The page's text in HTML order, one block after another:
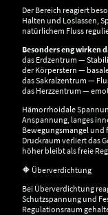
Der Bereich reagiert
Halten und Loslassen,
natürlichem Fluss
Besonders eng wirken
das Erdzentrum —
der Körperstern —
das Sakralzentrum —
das Herzzentrum —
Hämorrhoidale
Anspannung, langes
Bewegungsmangel und
Druckraum verliert das
höher bleibt als freie
🔶 Überverdichtung
Bei Überverdichtung
Schutzspannung und
Regulationsraum